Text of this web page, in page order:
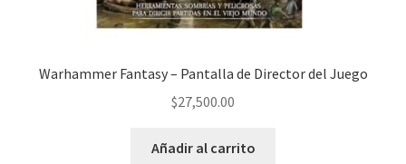
Warhammer Fantasy – Pantalla de Director del Juego
$27,500.00
Añadir al carrito